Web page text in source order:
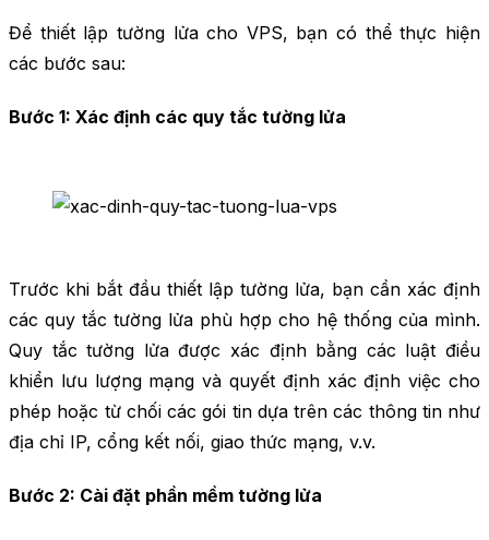
Để thiết lập tường lửa cho VPS, bạn có thể thực hiện
các bước sau:
Bước 1: Xác định các quy tắc tường lửa
Trước khi bắt đầu thiết lập tường lửa, bạn cần xác định
các quy tắc tường lửa phù hợp cho hệ thống của mình.
Quy tắc tường lửa được xác định bằng các luật điều
khiển lưu lượng mạng và quyết định xác định việc cho
phép hoặc từ chối các gói tin dựa trên các thông tin như
địa chỉ IP, cổng kết nối, giao thức mạng, v.v.
Bước 2: Cài đặt phần mềm tường lửa